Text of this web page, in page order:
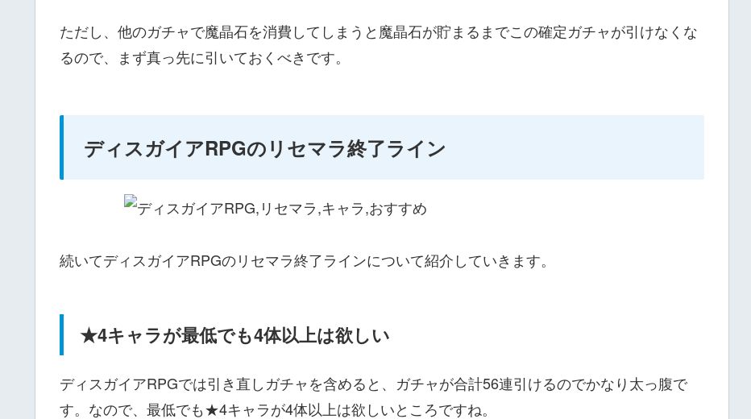
ただし、他のガチャで魔晶石を消費してしまうと魔晶石が貯まるまでこの確定ガチャが引けなくな
るので、まず真っ先に引いておくべきです。
ディスガイアRPGのリセマラ終了ライン
続いてディスガイアRPGのリセマラ終了ラインについて紹介していきます。
★4キャラが最低でも4体以上は欲しい
ディスガイアRPGでは引き直しガチャを含めると、ガチャが合計56連引けるのでかなり太っ腹で
す。なので、最低でも★4キャラが4体以上は欲しいところですね。